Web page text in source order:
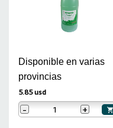
Disponible en varias
provincias
5.85 usd
- +